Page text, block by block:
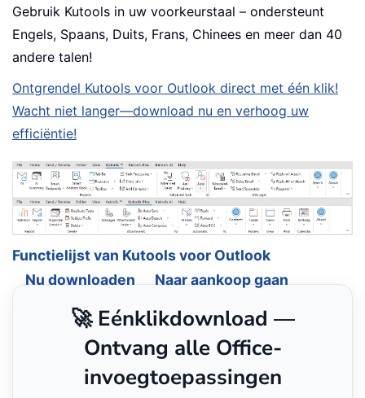
Gebruik Kutools in uw voorkeurstaal – ondersteunt
Engels, Spaans, Duits, Frans, Chinees en meer dan 40
andere talen!
Ontgrendel Kutools voor Outlook direct met één klik!
Wacht niet langer—download nu en verhoog uw
efficiëntie!
Functielijst van Kutools voor Outlook
Nu downloaden
Naar aankoop gaan
🚀 Eénklikdownload —
Ontvang alle Office-
invoegtoepassingen